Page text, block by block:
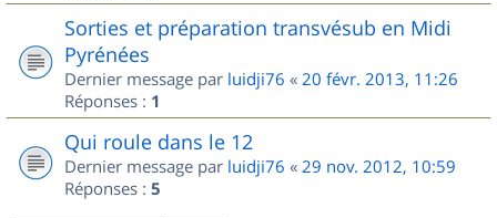
Sorties et préparation transvésub en Midi
Pyrénées
Dernier message par luidji76 « 20 févr. 2013, 11:26
Réponses : 1
Qui roule dans le 12
Dernier message par luidji76 « 29 nov. 2012, 10:59
Réponses : 5